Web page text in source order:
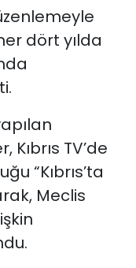
dört yılda
TV’de
“Kıbrıs’ta
Meclis